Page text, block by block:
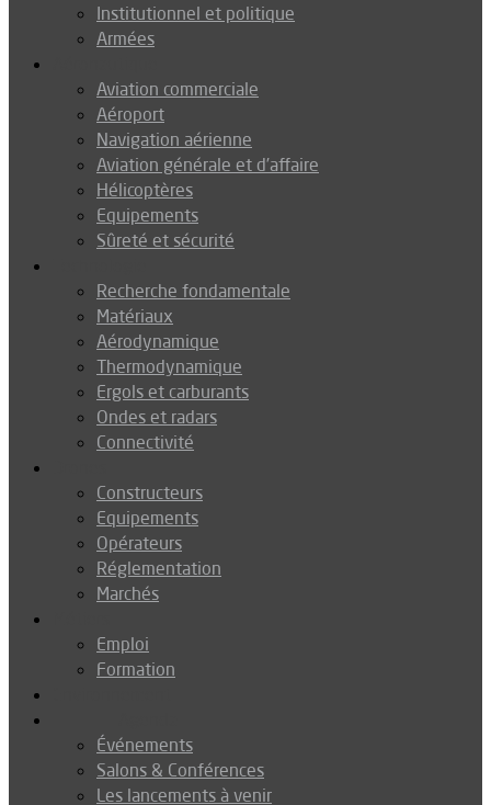
Institutionnel et politique
Armées
Aviation commerciale
Aéroport
Navigation aérienne
Aviation générale et d’affaire
Hélicoptères
Equipements
Sûreté et sécurité
Recherche fondamentale
Matériaux
Aérodynamique
Thermodynamique
Ergols et carburants
Ondes et radars
Connectivité
Constructeurs
Equipements
Opérateurs
Réglementation
Marchés
Emploi
Formation
Événements
Salons & Conférences
Les lancements à venir